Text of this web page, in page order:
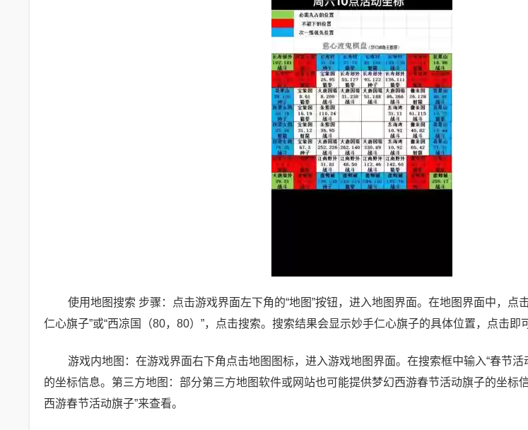
使用地图搜索 步骤：点击游戏界面左下角的“地图”按钮，进入地图界面。在地图界面中，点
仁心旗子”或“西凉国（80，80）”，点击搜索。搜索结果会显示妙手仁心旗子的具体位置，点击即
游戏内地图：在游戏界面右下角点击地图图标，进入游戏地图界面。在搜索框中输入“春节活
的坐标信息。第三方地图：部分第三方地图软件或网站也可能提供梦幻西游春节活动旗子的坐标
西游春节活动旗子”来查看。